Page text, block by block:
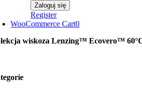
Register
WooCommerce Cart0
wiskoza Lenzing™ Ecovero™